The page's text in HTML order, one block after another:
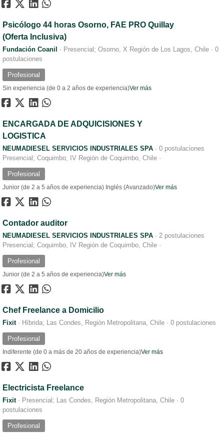
Psicólogo 44 horas Osorno, FAE PRO Quillay
(Oferta Inclusiva)
Fundación Coanil · Presencial; Osorno, X Región de Los Lagos, Chile · 0
postulaciones
Profesional
Sin experiencia (de 0 a 2 años de experiencia)Ver más
ENCARGADA DE ADQUICISIONES Y
LOGISTICA
NEUMADIESEL SERVICIOS INDUSTRIALES SPA ·
Presencial; Coquimbo, IV Región de Coquimbo, Chile ·
0 postulaciones
Profesional
Junior (de 2 a 5 años de experiencia) Inglés (Avanzado)Ver más
Contador auditor
NEUMADIESEL SERVICIOS INDUSTRIALES SPA ·
Presencial; Coquimbo, IV Región de Coquimbo, Chile ·
2 postulaciones
Profesional
Junior (de 2 a 5 años de experiencia)Ver más
Chef Freelance a Domicilio
Fixit· Híbrida; Las Condes, Región Metropolitana, Chile · 0 postulaciones
Profesional
Indiferente (de 0 a más de 20 años de experiencia)Ver más
Electricista Freelance
Fixit· Presencial; Las Condes, Región Metropolitana, Chile · 0
postulaciones
Profesional